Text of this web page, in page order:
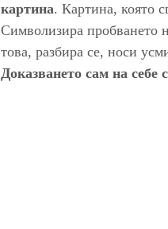
картина. Картина, която
Символизира пробването
това, разбира се, носи
Доказването сам на